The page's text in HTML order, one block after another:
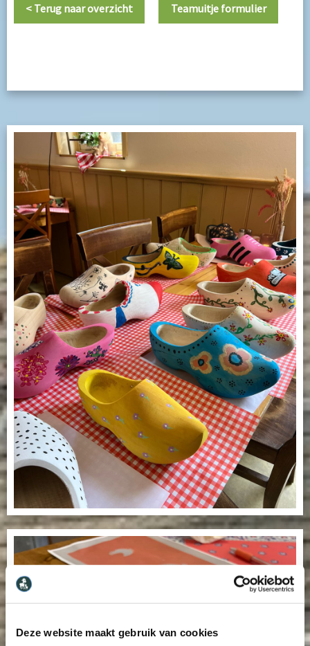
Deze website maakt gebruik van cookies
< Terug naar overzicht Teamuitje formulier